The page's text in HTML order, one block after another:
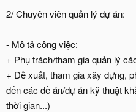
2/ Chuyên viên quản lý dự án:
- Mô tả công việc:
+ Phụ trách/tham gia quản lý
+ Đề xuất, tham gia xây dựng,
đến các đề án/dự án kỹ thuật
thời gian...)